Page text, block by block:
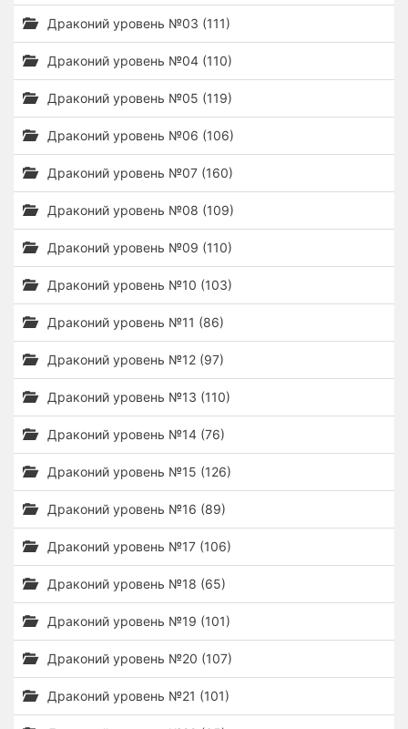
Драконий уровень №03 (111)
Драконий уровень №04 (110)
Драконий уровень №05 (119)
Драконий уровень №06 (106)
Драконий уровень №07 (160)
Драконий уровень №08 (109)
Драконий уровень №09 (110)
Драконий уровень №10 (103)
Драконий уровень №11 (86)
Драконий уровень №12 (97)
Драконий уровень №13 (110)
Драконий уровень №14 (76)
Драконий уровень №15 (126)
Драконий уровень №16 (89)
Драконий уровень №17 (106)
Драконий уровень №18 (65)
Драконий уровень №19 (101)
Драконий уровень №20 (107)
Драконий уровень №21 (101)